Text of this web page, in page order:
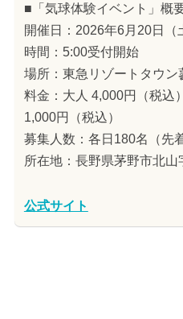
■「気球体験イベント」概
開催日：2026年6月20日（
時間：5:00受付開始
場所：東急リゾートタウン
料金：大人 4,000円（税込
1,000円（税込）
募集人数：各日180名（先
所在地：長野県茅野市北山
公式サイト